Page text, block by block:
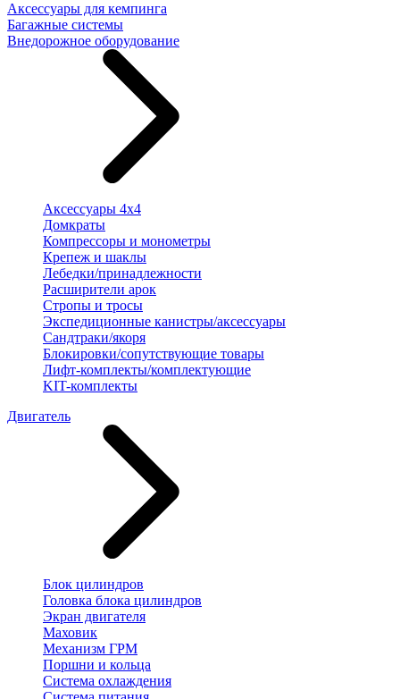
Аксессуары для кемпинга
Багажные системы
Внедорожное оборудование
Аксессуары 4х4
Домкраты
Компрессоры и монометры
Крепеж и шаклы
Лебедки/принадлежности
Расширители арок
Стропы и тросы
Экспедиционные канистры/аксессуары
Сандтраки/якоря
Блокировки/сопутствующие товары
Лифт-комплекты/комплектующие
KIT-комплекты
Двигатель
Блок цилиндров
Головка блока цилиндров
Экран двигателя
Маховик
Механизм ГРМ
Поршни и кольца
Система охлаждения